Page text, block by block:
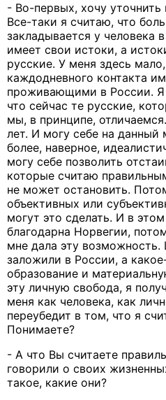
- Во-первых, хочу уточнить
Все-таки я считаю, что
закладывается у человека
имеет свои истоки, а
русские. У меня здесь
каждодневного контакта
проживающими в России.
что сейчас те русские,
мы, в принципе,
лет. И могу себе на данный
более, наверное,
могу себе позволить
которые считаю
не может остановить.
объективных или
могут это сделать. И в
благодарна Норвегии,
мне дала эту возможность.
заложили в России, а
образование и
эту личную свобода, я
меня как человека, как
переубедит в том, что я
Понимаете?
- А что Вы считаете
говорили о своих
такое, какие они?